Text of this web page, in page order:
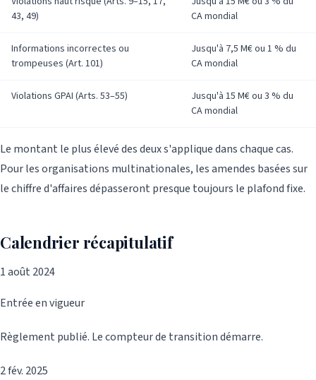
43, 49)
CA mondial
Informations incorrectes ou
trompeuses (Art. 101)
Jusqu'à 7,5 M€ ou 1 % du
CA mondial
Violations GPAI (Arts. 53–55)
Jusqu'à 15 M€ ou 3 % du
CA mondial
Le montant le plus élevé des deux s'applique dans chaque cas.
Pour les organisations multinationales, les amendes basées sur
le chiffre d'affaires dépasseront presque toujours le plafond fixe.
Calendrier récapitulatif
1 août 2024
Entrée en vigueur
Règlement publié. Le compteur de transition démarre.
2 fév. 2025